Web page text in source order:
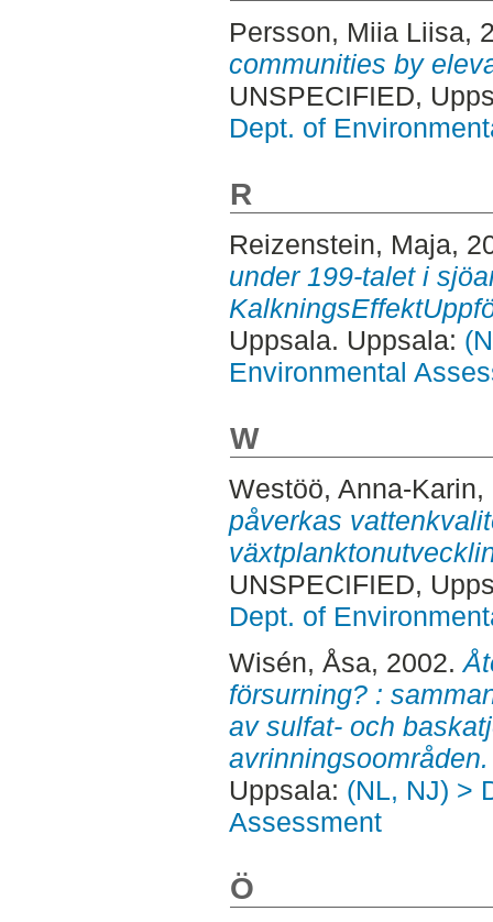
Persson, Miia Liisa,
communities by
UNSPECIFIED,
Dept. of
R
Reizenstein, Maja,
under 199-talet i
Uppsala. Uppsala:
Environmental
W
Westöö, Anna-Karin,
påverkas
UNSPECIFIED,
Dept. of
Wisén, Åsa, 2002.
försurning? :
av sulfat- och
avrinningsoområden.
Uppsala: (NL, NJ) >
Assessment
Ö